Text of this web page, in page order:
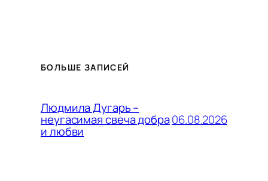
БОЛЬШЕ ЗАПИСЕЙ
Людмила Дугарь –
неугасимая свеча добра
и любви
06.08.2026